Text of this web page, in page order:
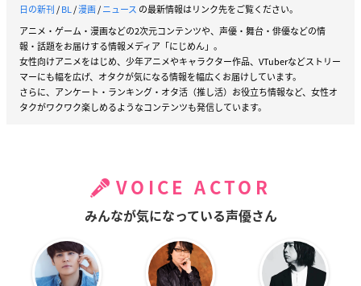
日の新刊/BL/漫画/ニュース の最新情報はリンク先をご覧ください。
アニメ・ゲーム・漫画などの2次元コンテンツや、声優・舞台・俳優などの情
報・話題をお届けする情報メディア「にじめん」。
女性向けアニメをはじめ、少年アニメやキャラクター作品、VTuberなどストリー
マーにも幅を広げ、オタクが気になる情報を幅広くお届けしています。
さらに、アンケート・ランキング・オタ活（推し活）お役立ち情報など、女性オ
タクがワクワク楽しめるようなコンテンツも発信しています。
VOICE ACTOR
みんなが気になっている声優さん